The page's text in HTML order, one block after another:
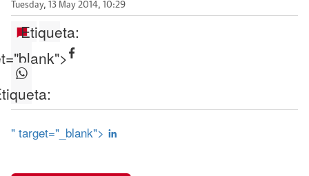
Tuesday, 13 May 2014, 10:29
Etiqueta:
" target="_blank">